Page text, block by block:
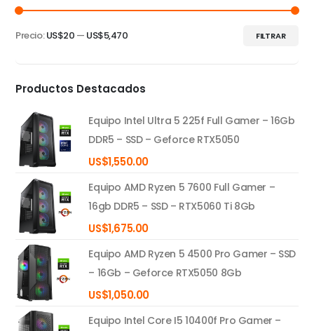
mínimo
máximo
FILTRAR
Precio:US$20 — US$5,470
Productos Destacados
Equipo Intel Ultra 5 225f Full Gamer – 16Gb
DDR5 – SSD – Geforce RTX5050
US$1,550.00
Equipo AMD Ryzen 5 7600 Full Gamer –
16gb DDR5 – SSD – RTX5060 Ti 8Gb
US$1,675.00
Equipo AMD Ryzen 5 4500 Pro Gamer – SSD
– 16Gb – Geforce RTX5050 8Gb
US$1,050.00
Equipo Intel Core I5 10400f Pro Gamer –